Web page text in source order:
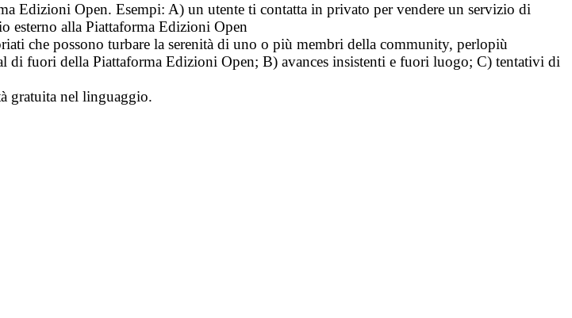
Edizioni Open. Esempi: A) un utente ti contatta in privato per vendere un servizio di
alla Piattaforma Edizioni Open
che possono turbare la serenità di uno o più membri della community, perlopiù
fuori della Piattaforma Edizioni Open; B) avances insistenti e fuori luogo; C) tentativi di
gratuita nel linguaggio.